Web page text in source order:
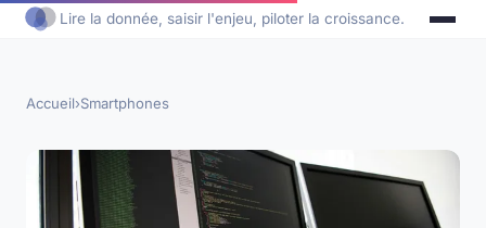
Lire la donnée, saisir l'enjeu, piloter la croissance.
Accueil›Smartphones